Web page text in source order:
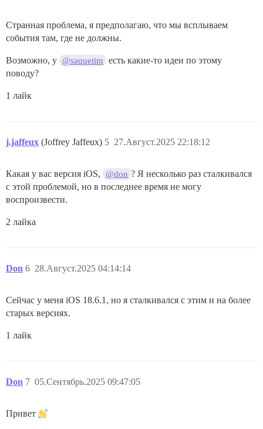
Странная проблема, я предполагаю, что мы всплываем
события там, где не должны.
Возможно, у @saquetim
есть какие-то идеи по этому
поводу?
1 лайк
j.jaffeux (Joffrey Jaffeux) 27.Август.2025 22:18:12
5
Какая у вас версия iOS, @don ? Я несколько раз сталкивался
с этой проблемой, но в последнее время не могу
воспроизвести.
2 лайка
Don 28.Август.2025 04:14:14
6
Сейчас у меня iOS 18.6.1, но я сталкивался с этим и на более
старых версиях.
1 лайк
Don 05.Сентябрь.2025 09:47:05
7
Привет